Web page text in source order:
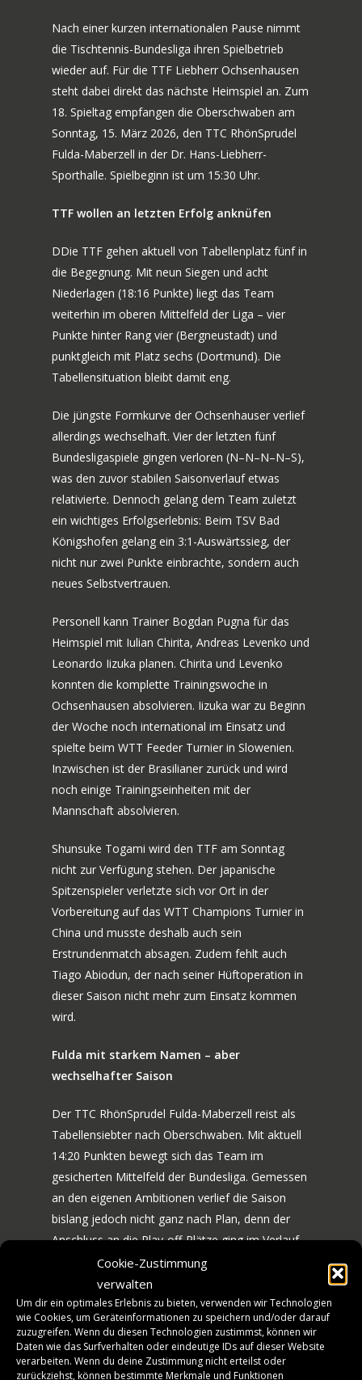
Cookie-Zustimmung
verwalten
Um dir ein optimales Erlebnis zu bieten, verwenden wir Technologien
wie Cookies, um Geräteinformationen zu speichern und/oder darauf
zuzugreifen. Wenn du diesen Technologien zustimmst, können wir
Daten wie das Surfverhalten oder eindeutige IDs auf dieser Website
verarbeiten. Wenn du deine Zustimmung nicht erteilst oder
zurückziehst, können bestimmte Merkmale und Funktionen
Nach einer kurzen internationalen Pause nimmt
die Tischtennis-Bundesliga ihren Spielbetrieb
wieder auf. Für die TTF Liebherr Ochsenhausen
steht dabei direkt das nächste Heimspiel an. Zum
18. Spieltag empfangen die Oberschwaben am
Sonntag, 15. März 2026, den TTC RhönSprudel
Fulda-Maberzell in der Dr. Hans-Liebherr-
Sporthalle. Spielbeginn ist um 15:30 Uhr.
TTF wollen an letzten Erfolg anknüfen
DDie TTF gehen aktuell von Tabellenplatz fünf in
die Begegnung. Mit neun Siegen und acht
Niederlagen (18:16 Punkte) liegt das Team
weiterhin im oberen Mittelfeld der Liga – vier
Punkte hinter Rang vier (Bergneustadt) und
punktgleich mit Platz sechs (Dortmund). Die
Tabellensituation bleibt damit eng.
Die jüngste Formkurve der Ochsenhauser verlief
allerdings wechselhaft. Vier der letzten fünf
Bundesligaspiele gingen verloren (N–N–N–N–S),
was den zuvor stabilen Saisonverlauf etwas
relativierte. Dennoch gelang dem Team zuletzt
ein wichtiges Erfolgserlebnis: Beim TSV Bad
Königshofen gelang ein 3:1-Auswärtssieg, der
nicht nur zwei Punkte einbrachte, sondern auch
neues Selbstvertrauen.
Personell kann Trainer Bogdan Pugna für das
Heimspiel mit Iulian Chirita, Andreas Levenko und
Leonardo Iizuka planen. Chirita und Levenko
konnten die komplette Trainingswoche in
Ochsenhausen absolvieren. Iizuka war zu Beginn
der Woche noch international im Einsatz und
spielte beim WTT Feeder Turnier in Slowenien.
Inzwischen ist der Brasilianer zurück und wird
noch einige Trainingseinheiten mit der
Mannschaft absolvieren.
Shunsuke Togami wird den TTF am Sonntag
nicht zur Verfügung stehen. Der japanische
Spitzenspieler verletzte sich vor Ort in der
Vorbereitung auf das WTT Champions Turnier in
China und musste deshalb auch sein
Erstrundenmatch absagen. Zudem fehlt auch
Tiago Abiodun, der nach seiner Hüftoperation in
dieser Saison nicht mehr zum Einsatz kommen
wird.
Fulda mit starkem Namen – aber
wechselhafter Saison
Der TTC RhönSprudel Fulda-Maberzell reist als
Tabellensiebter nach Oberschwaben. Mit aktuell
14:20 Punkten bewegt sich das Team im
gesicherten Mittelfeld der Bundesliga. Gemessen
an den eigenen Ambitionen verlief die Saison
bislang jedoch nicht ganz nach Plan, denn der
Anschluss an die Play-off-Plätze ging im Verlauf
der Spielzeit frühzeitig verloren.
Ein sportlicher Höhepunkt war dennoch der
Einzug ins Pokalfinale – ein weiterer Beleg für die
Qualität des Kaders. In der Liga hingegen verlief
die Entwicklung wechselhafter. Die jüngste Bilanz
70 JAHRE TTF
JUBILÄUMS-
NEWS
MANNSCHAFT
TICKETS
VEREINSSHOP